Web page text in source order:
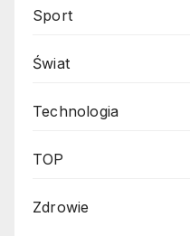
Sport
Świat
Technologia
TOP
Zdrowie